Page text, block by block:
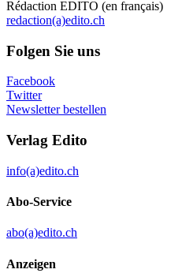
Rédaction EDITO (en français)
redaction(a)edito.ch
Folgen Sie uns
Facebook
Twitter
Newsletter bestellen
Verlag Edito
info(a)edito.ch
Abo-Service
abo(a)edito.ch
Anzeigen